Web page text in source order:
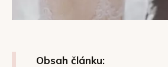
Obsah článku: